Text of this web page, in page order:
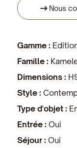
Nous
Gamme :
Famille :
Dimensions :
Style :
Type d'objet :
Entrée : Oui
Séjour : Oui